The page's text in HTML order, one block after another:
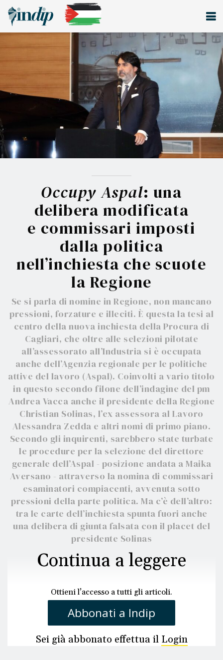
Occupy Aspal: una
delibera modificata
e commissari imposti
dalla politica
nell’inchiesta che scuote
la Regione
Se si parla di nomine in Regione, non mancano
pressioni, forzature e illeciti. È questa la tesi al
centro della nuova inchiesta della Procura di
Cagliari, che oltre alle selezioni pilotate
all’assessorato all’Industria si è occupata
anche dell’Agenzia regionale per le politiche
attive del lavoro (Aspal). Coinvolti a vario titolo
in questo secondo filone dell’indagine del pm
Andrea Vacca anche il presidente della Regione
Christian Solinas, l’ex assessora al Lavoro
Alessandra Zedda e altri nomi di primo piano.
Secondo gli inquirenti, sarebbero state turbate
le procedure per la selezione del direttore
generale dell’Aspal - posizione andata a Maika
Aversano - attraverso la nomina di commissari
esaminatori compiacenti, avvenuta sotto
pressioni della parte politica. Ma c’è dell’altro:
tra le carte dell’inchiesta spunta fuori anche
una delibera di giunta falsata con il placet del
presidente Solinas
Continua a leggere
Ottieni l’accesso a tutti gli articoli.
Abbonati a Indip
Sei già abbonato effettua il Login